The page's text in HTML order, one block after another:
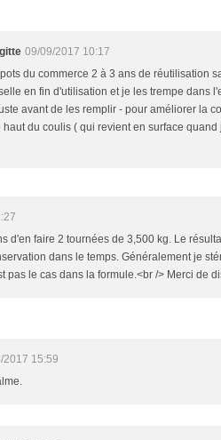
09/09/2017 10:17
du commerce 2 à 3 ans de réutilisation
en fin d'utilisation et je les trempe dans
avant de les remplir - pour améliorer la
haut du coulis ( qui revient en surface
d'en faire 2 tournées de 3,500 kg. Le
dans le temps. Généralement je
pas le cas dans la formule.<br /> Merci de
2017 15:59